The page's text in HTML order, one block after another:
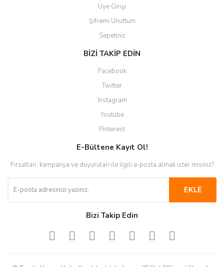
Üye Girişi
Şifremi Unuttum
Sepetiniz
BİZİ TAKİP EDİN
Facebook
Twitter
Instagram
Youtube
Pinterest
E-Bültene Kayıt Ol!
Fırsatları, kampanya ve duyuruları ile ilgili e-posta almak ister misiniz?
EKLE
Bizi Takip Edin